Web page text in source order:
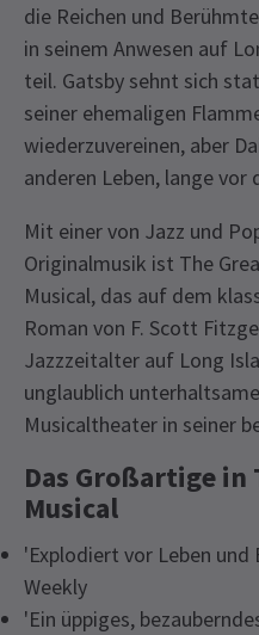
die Reichen und
in seinem Anwesen auf
teil. Gatsby sehnt sich
seiner ehemaligen
wiederzuvereinen, aber
anderen Leben, lange vor
Mit einer von Jazz und
Originalmusik ist The
Musical, das auf dem
Roman von F. Scott
Jazzzeitalter auf Long
unglaublich
Musicaltheater in seiner
Das Großartige in
Musical
'Explodiert vor Leben
Weekly
'Ein üppiges,